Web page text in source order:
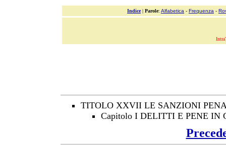
Indice| Parole: Alfabetica - Frequenza -
TITOLO XXVII LE SANZIONI
Capitolo I DELITTI E PENE IN